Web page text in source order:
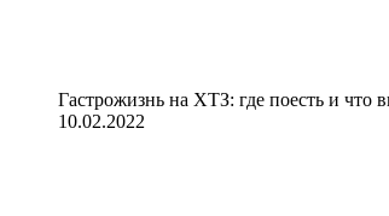
Гастрожизнь на ХТЗ: где поесть и что
10.02.2022